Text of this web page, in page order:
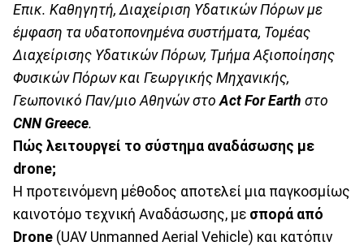
Επικ. Καθηγητή, Διαχείριση Υδατικών Πόρων με
έμφαση τα υδατοπονημένα συστήματα, Τομέας
Διαχείρισης Υδατικών Πόρων, Τμήμα Αξιοποίησης
Φυσικών Πόρων και Γεωργικής Μηχανικής,
Γεωπονικό Παν/μιο Αθηνών στοAct For Earth στο
CNN Greece.
Πώς λειτουργεί το σύστημα αναδάσωσης με
drone;
Η προτεινόμενη μέθοδος αποτελεί μια παγκοσμίως
καινοτόμο τεχνική Αναδάσωσης, με σπορά από
Drone (UAV Unmanned Aerial Vehicle) και κατόπιν